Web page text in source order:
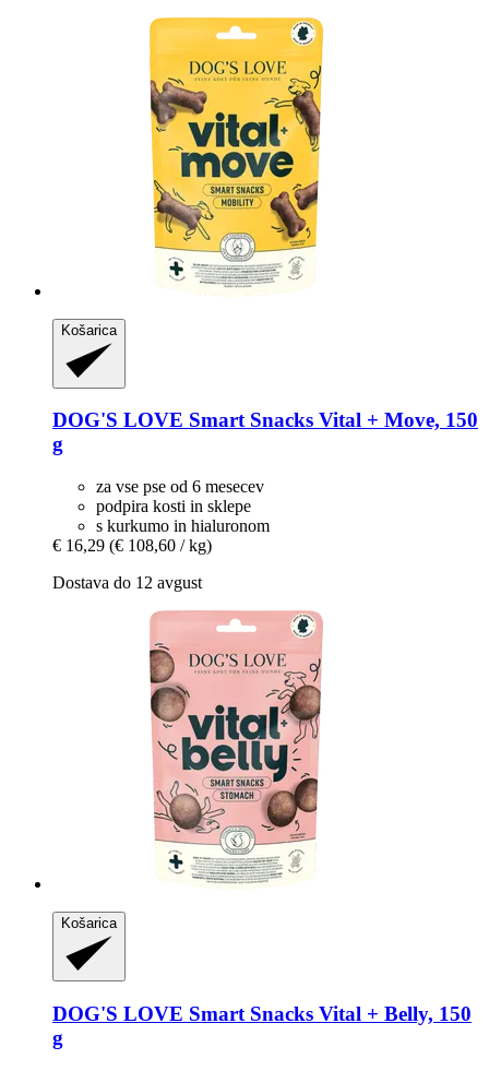
Košarica
DOG'S LOVE Smart Snacks Vital + Move, 150
g
za vse pse od 6 mesecev
podpira kosti in sklepe
s kurkumo in hialuronom
€ 16,29 (€ 108,60 / kg)
Dostava do 12 avgust
Košarica
DOG'S LOVE Smart Snacks Vital + Belly, 150
g